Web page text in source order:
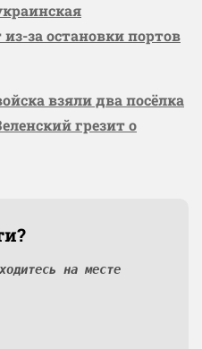
за остановки портов
взяли два посёлка
грезит о
на месте